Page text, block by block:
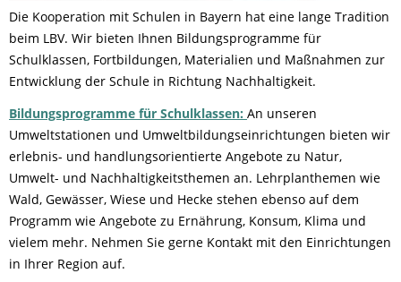
Die Kooperation mit Schulen in Bayern hat eine lange Tradition
beim LBV. Wir bieten Ihnen Bildungsprogramme für
Schulklassen, Fortbildungen, Materialien und Maßnahmen zur
Entwicklung der Schule in Richtung Nachhaltigkeit.
Bildungsprogramme für Schulklassen: An unseren
Umweltstationen und Umweltbildungseinrichtungen bieten wir
erlebnis- und handlungsorientierte Angebote zu Natur,
Umwelt- und Nachhaltigkeitsthemen an. Lehrplanthemen wie
Wald, Gewässer, Wiese und Hecke stehen ebenso auf dem
Programm wie Angebote zu Ernährung, Konsum, Klima und
vielem mehr. Nehmen Sie gerne Kontakt mit den Einrichtungen
in Ihrer Region auf.